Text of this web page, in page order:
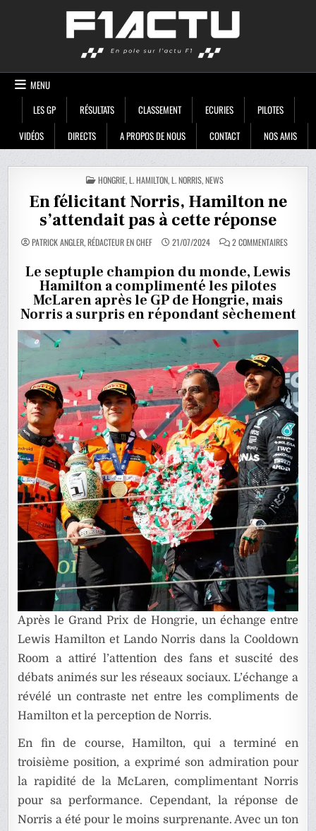
MENU
LES GP
RÉSULTATS CLASSEMENT ECURIES
PILOTES
VIDÉOS
DIRECTS A PROPOS DE NOUS CONTACT NOS AMIS
POSTED
IN
HONGRIE,L. HAMILTON,L. NORRIS,NEWS
En félicitant Norris, Hamilton ne
s’attendait pas à cette réponse
PATRICK ANGLER, RÉDACTEUR EN CHEF 21/07/2024 2 COMMENTAIRESSUR
NORRIS,
À
CETTE
Le septuple champion du monde, Lewis
Hamilton a complimenté les pilotes
McLaren après le GP de Hongrie, mais
Norris a surpris en répondant sèchement
Après le Grand Prix de Hongrie, un échange entre
Lewis Hamilton et Lando Norris dans la Cooldown
Room a attiré l’attention des fans et suscité des
débats animés sur les réseaux sociaux. L’échange a
révélé un contraste net entre les compliments de
Hamilton et la perception de Norris.
En fin de course, Hamilton, qui a terminé en
troisième position, a exprimé son admiration pour
la rapidité de la McLaren, complimentant Norris
pour sa performance. Cependant, la réponse de
Norris a été pour le moins surprenante. Avec un ton